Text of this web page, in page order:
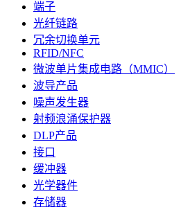
端子
光纤链路
冗余切换单元
RFID/NFC
微波单片集成电路（MMIC）
波导产品
噪声发生器
射频浪涌保护器
DLP产品
接口
缓冲器
光学器件
存储器